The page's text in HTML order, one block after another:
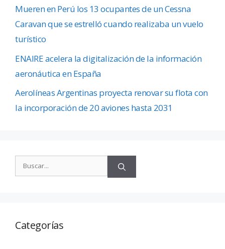
Mueren en Perú los 13 ocupantes de un Cessna
Caravan que se estrelló cuando realizaba un vuelo
turístico
ENAIRE acelera la digitalización de la información
aeronáutica en España
Aerolíneas Argentinas proyecta renovar su flota con
la incorporación de 20 aviones hasta 2031
Categorías